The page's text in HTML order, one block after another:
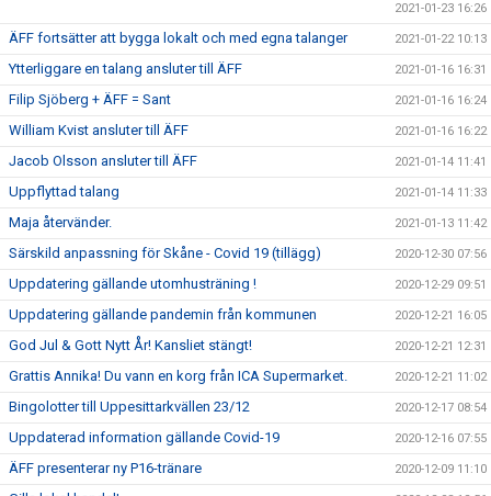
2021-01-23 16:26
ÄFF fortsätter att bygga lokalt och med egna talanger 2021-01-22 10:13
Ytterliggare en talang ansluter till ÄFF 2021-01-16 16:31
Filip Sjöberg + ÄFF = Sant 2021-01-16 16:24
William Kvist ansluter till ÄFF 2021-01-16 16:22
Jacob Olsson ansluter till ÄFF 2021-01-14 11:41
Uppflyttad talang 2021-01-14 11:33
Maja återvänder. 2021-01-13 11:42
Särskild anpassning för Skåne - Covid 19 (tillägg) 2020-12-30 07:56
Uppdatering gällande utomhusträning ! 2020-12-29 09:51
Uppdatering gällande pandemin från kommunen 2020-12-21 16:05
God Jul & Gott Nytt År! Kansliet stängt! 2020-12-21 12:31
Grattis Annika! Du vann en korg från ICA Supermarket. 2020-12-21 11:02
Bingolotter till Uppesittarkvällen 23/12 2020-12-17 08:54
Uppdaterad information gällande Covid-19 2020-12-16 07:55
ÄFF presenterar ny P16-tränare 2020-12-09 11:10